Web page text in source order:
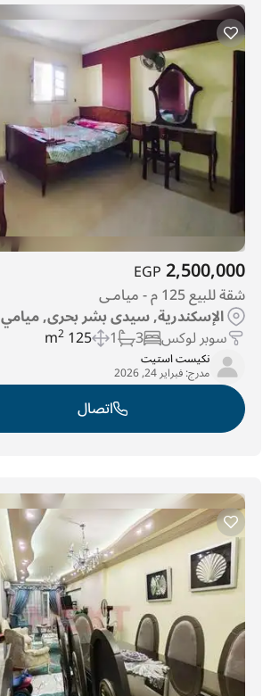
2,500,000
EGP
شقة للبيع 125 م - ميامـى
الإسكندرية, سيدى بشر بحرى, ميامي
سوبر لوكس 3
1
125 m
2
نكيست استيت
مدرج:فبراير 24, 2026
اتصال